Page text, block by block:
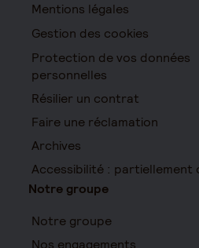
Mentions légales
Gestion des cookies
Protection de vos données
personnelles
Résilier un contrat
Faire une réclamation
Archives
Accessibilité : partiellement
Notre groupe
Notre groupe
Nos engagements